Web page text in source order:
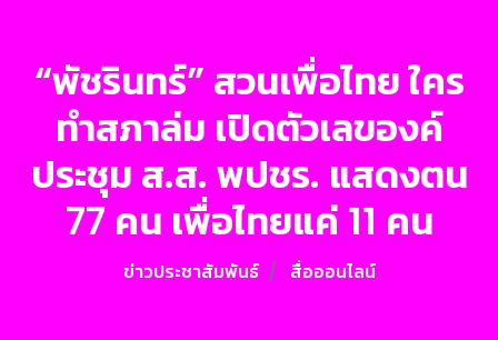
“พัชรินทร์” สวนเพื่อไทย ใคร
ทำสภาล่ม เปิดตัวเลของค์
ประชุม ส.ส. พปชร. แสดงตน
77 คน เพื่อไทยแค่ 11 คน
ข่าวประชาสัมพันธ์ สื่อออนไลน์